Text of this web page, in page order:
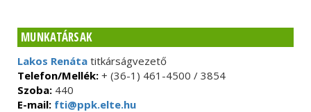
MUNKATÁRSAK
Lakos Renáta titkárságvezető
Telefon/Mellék: + (36-1) 461-4500 / 3854
Szoba: 440
E-mail: fti@ppk.elte.hu